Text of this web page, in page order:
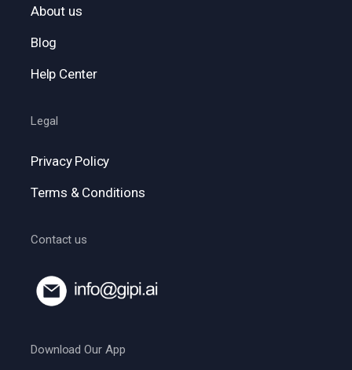
About us
Blog
Help Center
Legal
Privacy Policy
Terms & Conditions
Contact us
Download Our App